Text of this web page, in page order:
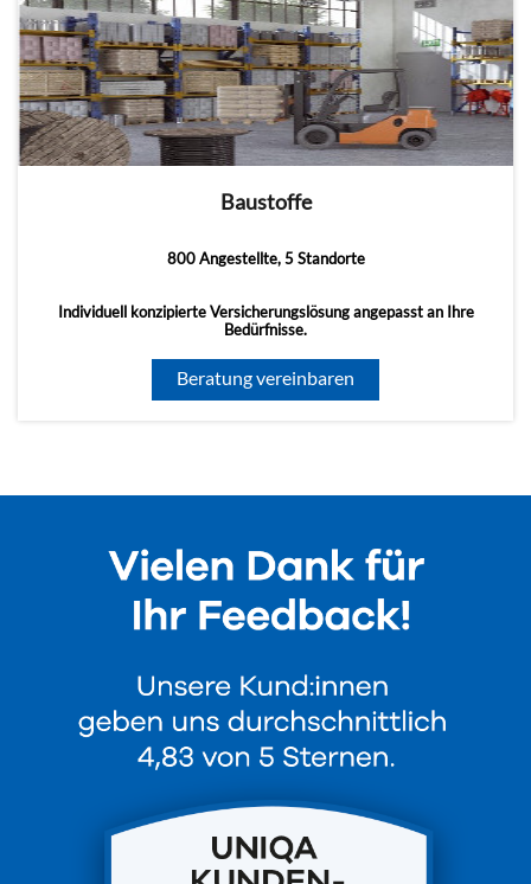
Baustoffe
800 Angestellte, 5 Standorte
Individuell konzipierte Versicherungslösung angepasst an Ihre
Bedürfnisse.
Beratung vereinbaren